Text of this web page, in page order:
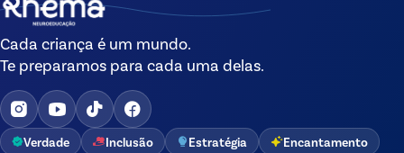
Cada criança é um mundo.
Te preparamos para cada uma delas.
Verdade Inclusão Estratégia Encantamento